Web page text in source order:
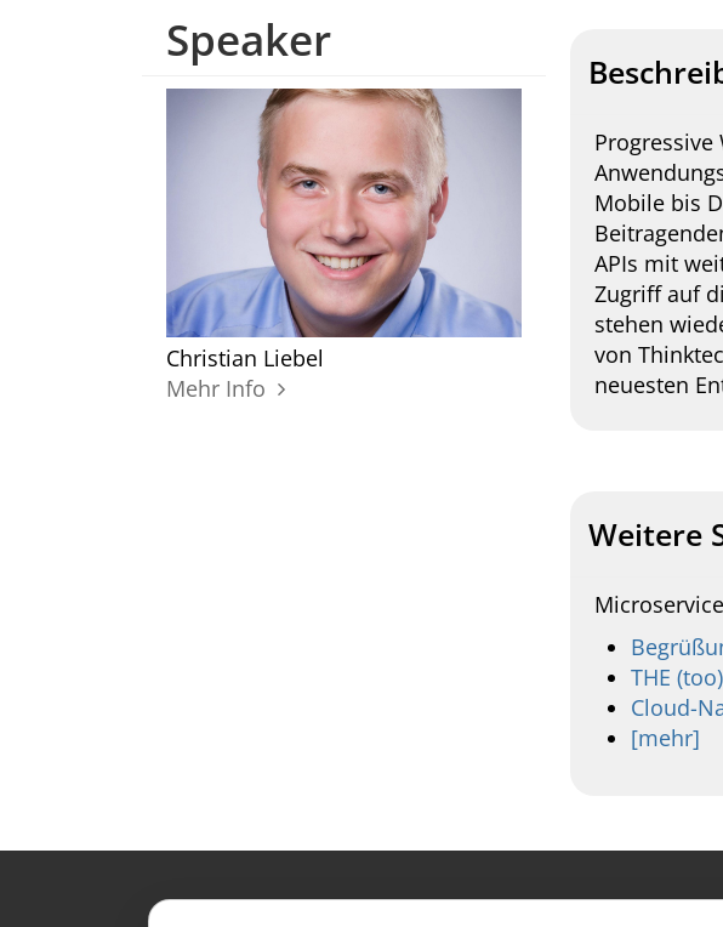
Speaker
Christian Liebel
Mehr Info
Mobile bis
APIs mit
Zugriff auf
stehen
von
neuesten
Weitere
THE
Cloud-
[mehr]